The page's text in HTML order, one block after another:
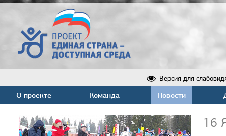
Версия для
О проекте Команда Новости
16